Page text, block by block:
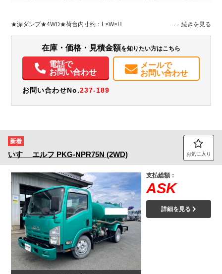
パワステ パワーウィンドウ
★深ダンプ★4WD★荷台内寸約：L×W×H
在庫・価格・見積金額を知りたい方はこちら
電話で
お問い合わせ
メールで
お問い合わせ
お問い合わせNo.237-189
新着
いすゞ エルフ PKG-NPR75N (2WD) お気に入り
支払総額：
ASK
詳細を見る